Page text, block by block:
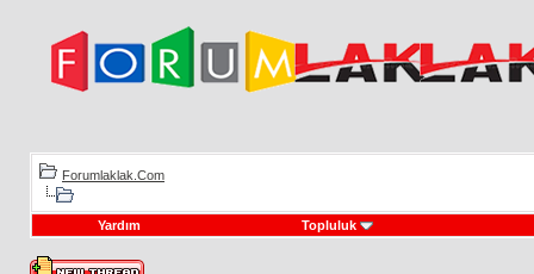
Forumlaklak.Com
Yardım Topluluk